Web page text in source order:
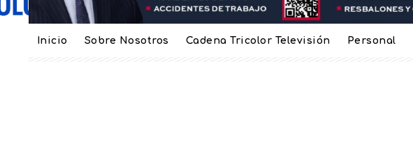
Inicio Sobre Nosotros Cadena Tricolor Televisión Personal